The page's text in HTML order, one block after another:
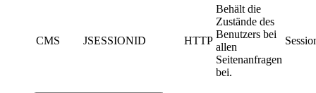
CMS JSESSIONID HTTP
Behält die
Zustände des
Benutzers bei
allen
Seitenanfragen
bei.